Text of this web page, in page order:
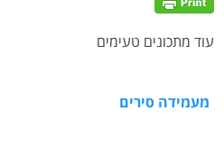
עוד מתכונים טעימים
מעמידה סירים